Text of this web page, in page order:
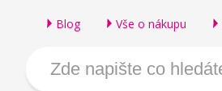
Blog Vše o nákupu